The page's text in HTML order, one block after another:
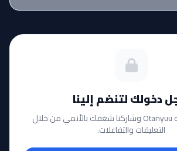
دخولك لتنضم إلينا
كن جزءاً من عائلة Otanyuu وشاركنا شغفك بالأنمي من خلال
التعليقات والتفاعلات.